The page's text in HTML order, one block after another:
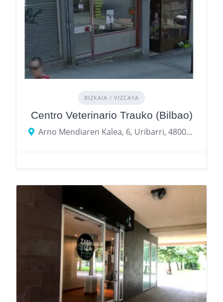
BIZKAIA / VIZCAYA
Centro Veterinario Trauko (Bilbao)
Arno Mendiaren Kalea, 6, Uribarri, 48007 Bilbao, Bizkaia